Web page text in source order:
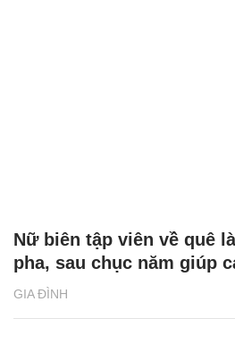
GIA ĐÌNH
Nữ biên tập viên về quê
pha, sau chục năm giúp